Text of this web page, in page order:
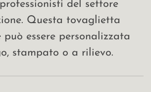
del settore
Questa tovaglietta
può essere personalizzata
stampato o a rilievo.